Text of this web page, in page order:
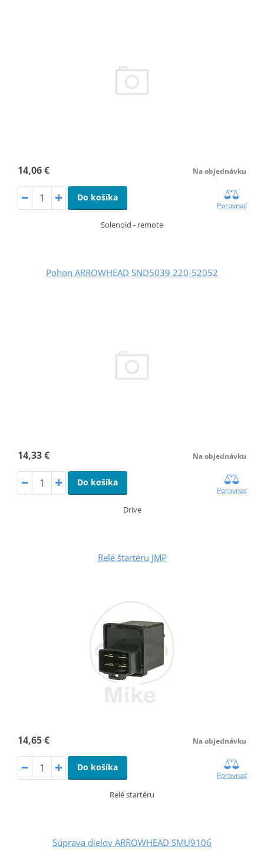
14,06 € Na objednávku
Do košíka
Porovnať
Solenoid - remote
Pohon ARROWHEAD SND5039 220-52052
14,33 € Na objednávku
Do košíka
Porovnať
Drive
Relé štartéru JMP
14,65 € Na objednávku
Do košíka
Porovnať
Relé startéru
Súprava dielov ARROWHEAD SMU9106